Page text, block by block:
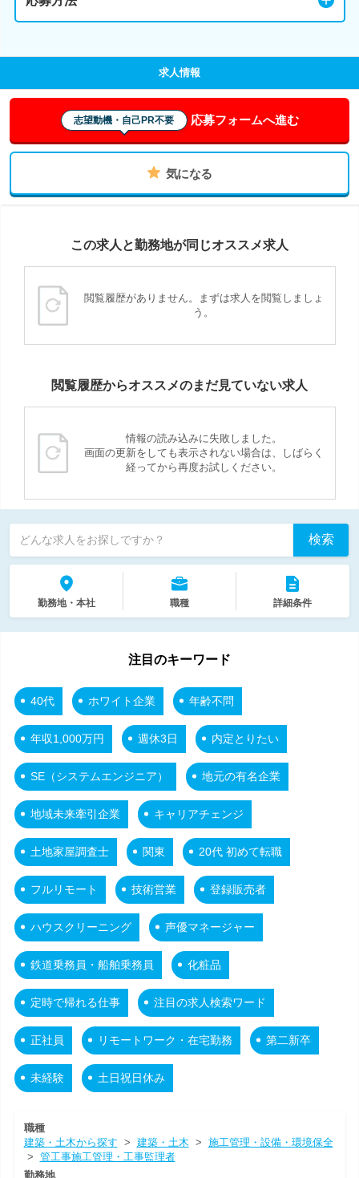
求人情報
志望動機・自己PR不要 応募フォームへ進む
気になる
この求人と勤務地が同じオススメ求人
閲覧履歴がありません。まずは求人を閲覧しましょ
う。
閲覧履歴からオススメのまだ見ていない求人
情報の読み込みに失敗しました。
画面の更新をしても表示されない場合は、しばらく
経ってから再度お試しください。
どんな求人をお探しですか？ 検索
勤務地・本社 職種 詳細条件
注目のキーワード
40代 ホワイト企業 年齢不問
年収1,000万円 週休3日 内定とりたい
SE（システムエンジニア） 地元の有名企業
地域未来牽引企業 キャリアチェンジ
土地家屋調査士 関東 20代 初めて転職
フルリモート 技術営業 登録販売者
ハウスクリーニング 声優マネージャー
鉄道乗務員・船舶乗務員 化粧品
定時で帰れる仕事 注目の求人検索ワード
正社員 リモートワーク・在宅勤務 第二新卒
未経験 土日祝日休み
職種
建築・土木から探す > 建築・土木 > 施工管理・設備・環境保全
> 管工事施工管理・工事監理者
勤務地